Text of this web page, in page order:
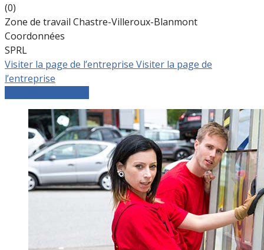
(0)
Zone de travail Chastre-Villeroux-Blanmont
Coordonnées
SPRL
Visiter la page de l’entreprise Visiter la page de
l’entreprise